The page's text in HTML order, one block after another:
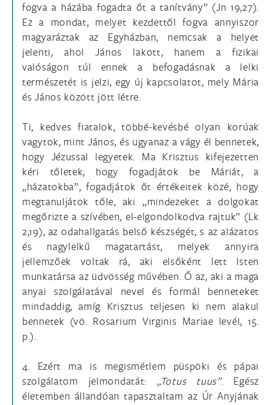
fogva a házába fogadta őt a tanítvány” (Jn 19,27).
Ez a mondat, melyet kezdettől fogva annyiszor
magyaráztak az Egyházban, nemcsak a helyet
jelenti, ahol János lakott, hanem a fizikai
valóságon túl ennek a befogadásnak a lelki
természetét is jelzi, egy új kapcsolatot, mely Mária
és János között jött létre.
Ti, kedves fiatalok, többé-kevésbé olyan korúak
vagytok, mint János, és ugyanaz a vágy él bennetek,
hogy Jézussal legyetek. Ma Krisztus kifejezetten
kéri tőletek, hogy fogadjátok be Máriát, a
„házatokba”, fogadjátok őt értékeitek közé, hogy
megtanuljátok tőle, aki „mindezeket a dolgokat
megőrizte a szívében, el-elgondolkodva rajtuk” (Lk
2,19), az odahallgatás belső készségét, s az alázatos
és nagylelkű magatartást, melyek annyira
jellemzőek voltak rá, aki elsőként lett Isten
munkatársa az üdvösség művében. Ő az, aki a maga
anyai szolgálatával nevel és formál benneteket
mindaddig, amíg Krisztus teljesen ki nem alakul
bennetek (vö. Rosarium Virginis Mariae levél, 15.
p.).
4. Ezért ma is megismétlem püspöki és pápai
szolgálatom jelmondatát: „Totus tuus”. Egész
életemben állandóan tapasztaltam az Úr Anyjának